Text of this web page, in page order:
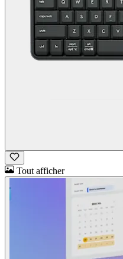
Tout afficher